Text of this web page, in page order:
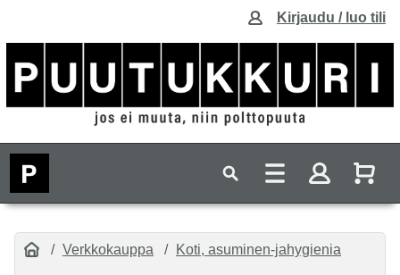
Kirjaudu / luo tili
Verkkokauppa Koti, asuminen-jahygienia